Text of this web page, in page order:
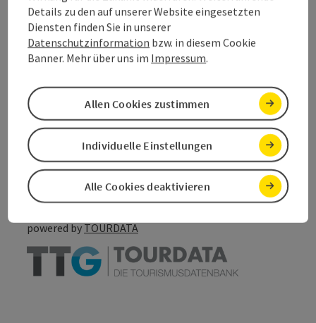
Barrierefreiheit
Beitrag merken
zum Merkzettel
PDF erstellen
Beitrag drucken
In der Nähe
powered byTOURDATA
Details zu den auf unserer Website eingesetzten
Diensten finden Sie in unserer
Datenschutzinformation bzw. in diesem Cookie
Banner. Mehr über uns im Impressum.
Alle Cookies deaktivieren
Individuelle Einstellungen
Allen Cookies zustimmen